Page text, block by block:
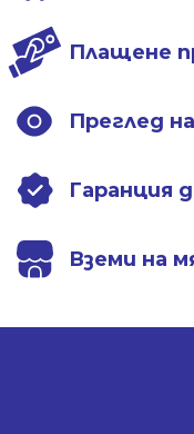
Плащене
Преглед
Гаранция
Вземи на